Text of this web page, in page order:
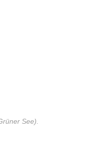
See).